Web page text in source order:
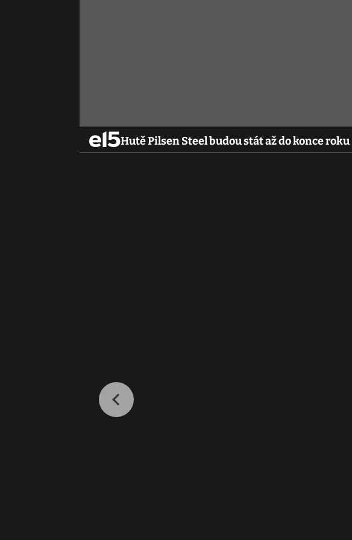
Hutě Pilsen Steel budou stát až do konce roku